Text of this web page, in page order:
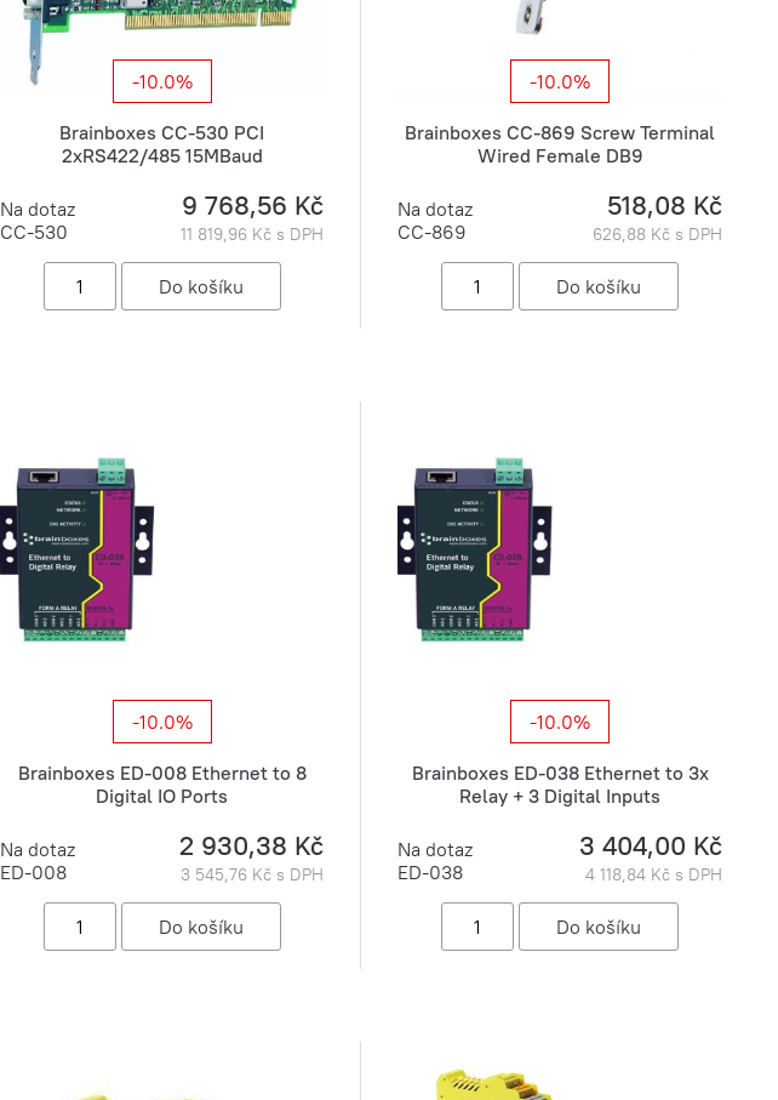
-10.0%
Brainboxes CC-530 PCI
2xRS422/485 15MBaud
Na dotaz
CC-530
9 768,56 Kč
11 819,96 Kč s DPH
-10.0%
Brainboxes CC-869 Screw Terminal
Wired Female DB9
Na dotaz
CC-869
518,08 Kč
626,88 Kč s DPH
-10.0%
Brainboxes ED-008 Ethernet to 8
Digital IO Ports
Na dotaz
ED-008
2 930,38 Kč
3 545,76 Kč s DPH
-10.0%
Brainboxes ED-038 Ethernet to 3x
Relay + 3 Digital Inputs
Na dotaz
ED-038
3 404,00 Kč
4 118,84 Kč s DPH